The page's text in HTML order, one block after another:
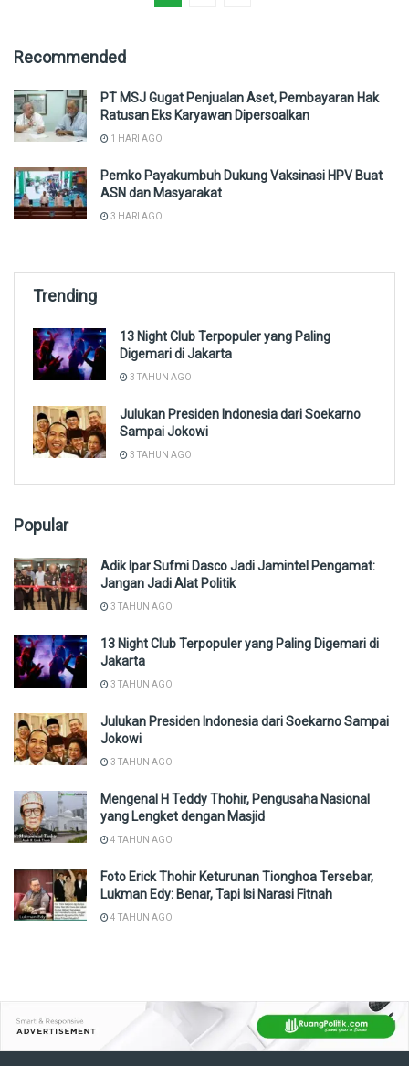
Recommended
PT MSJ Gugat Penjualan Aset, Pembayaran Hak
Ratusan Eks Karyawan Dipersoalkan
1 HARI AGO
Pemko Payakumbuh Dukung Vaksinasi HPV Buat
ASN dan Masyarakat
3 HARI AGO
Trending
13 Night Club Terpopuler yang Paling
Digemari di Jakarta
3 TAHUN AGO
Julukan Presiden Indonesia dari Soekarno
Sampai Jokowi
3 TAHUN AGO
Popular
Adik Ipar Sufmi Dasco Jadi Jamintel Pengamat:
Jangan Jadi Alat Politik
3 TAHUN AGO
13 Night Club Terpopuler yang Paling Digemari di
Jakarta
3 TAHUN AGO
Julukan Presiden Indonesia dari Soekarno Sampai
Jokowi
3 TAHUN AGO
Mengenal H Teddy Thohir, Pengusaha Nasional
yang Lengket dengan Masjid
4 TAHUN AGO
Foto Erick Thohir Keturunan Tionghoa Tersebar,
Lukman Edy: Benar, Tapi Isi Narasi Fitnah
4 TAHUN AGO